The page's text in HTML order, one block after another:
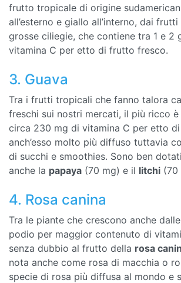
frutto tropicale di origine
all’esterno e giallo all’interno, dai
grosse ciliegie, che contiene tra 1 e 2
vitamina C per etto di frutto fresco.
3. Guava
Tra i frutti tropicali che fanno talora
freschi sui nostri mercati, il più ricco è
circa 230 mg di vitamina C per etto
anch’esso molto più diffuso tuttavia
di succhi e smoothies. Sono ben
anche la papaya (70 mg) e il litchi (70
4. Rosa canina
Tra le piante che crescono anche
podio per maggior contenuto di
senza dubbio al frutto della rosa
nota anche come rosa di macchia o
specie di rosa più diffusa al mondo e